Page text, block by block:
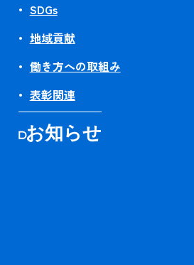
SDGs
地域貢献
働き方への取組み
表彰関連
お知らせ